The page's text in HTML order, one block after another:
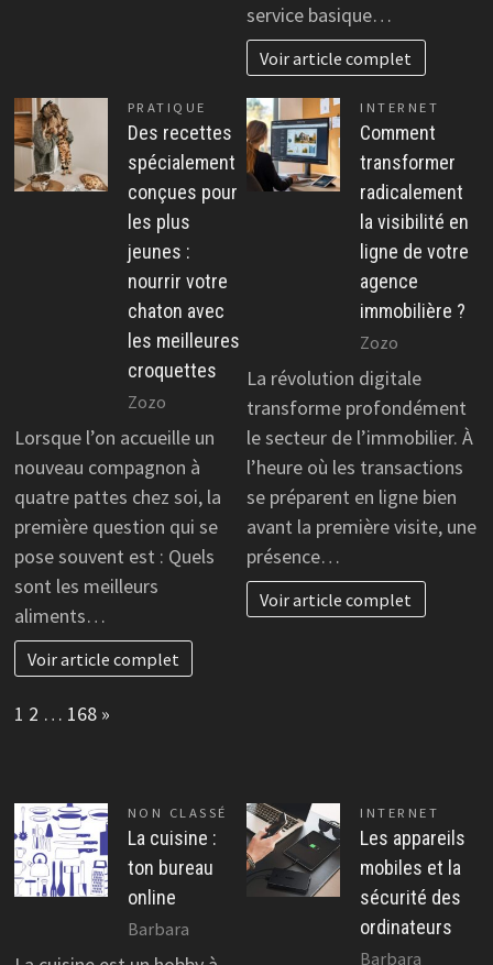
service basique…
Voir article complet
PRATIQUE
Des recettes
spécialement
conçues pour
les plus
jeunes :
nourrir votre
chaton avec
les meilleures
croquettes
Zozo
Lorsque l’on accueille un
nouveau compagnon à
quatre pattes chez soi, la
première question qui se
pose souvent est : Quels
sont les meilleurs
aliments…
Voir article complet
INTERNET
Comment
transformer
radicalement
la visibilité en
ligne de votre
agence
immobilière ?
Zozo
La révolution digitale
transforme profondément
le secteur de l’immobilier. À
l’heure où les transactions
se préparent en ligne bien
avant la première visite, une
présence…
Voir article complet
Page:
1 2 … 168 Next
»
NON CLASSÉ
La cuisine :
ton bureau
online
Barbara
INTERNET
Les appareils
mobiles et la
sécurité des
ordinateurs
Barbara